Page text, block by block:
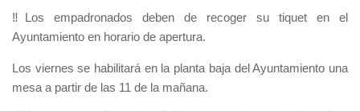
‼️Los empadronados deben de recoger su tiquet en el
Ayuntamiento en horario de apertura.
Los viernes se habilitará en la planta baja del Ayuntamiento una
mesa a partir de las 11 de la mañana.